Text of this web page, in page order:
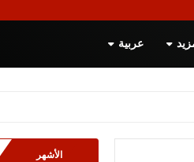
عربية
الأشهر